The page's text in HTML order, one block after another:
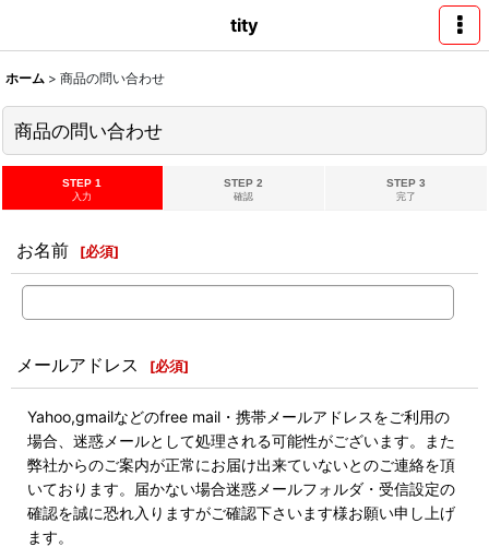
tity
ホーム > 商品の問い合わせ
商品の問い合わせ
STEP 1
入力
STEP 2
確認
STEP 3
完了
お名前 [必須]
メールアドレス [必須]
Yahoo,gmailなどのfree mail・携帯メールアドレスをご利用の
場合、迷惑メールとして処理される可能性がございます。また
弊社からのご案内が正常にお届け出来ていないとのご連絡を頂
いております。届かない場合迷惑メールフォルダ・受信設定の
確認を誠に恐れ入りますがご確認下さいます様お願い申し上げ
ます。